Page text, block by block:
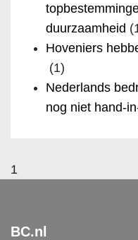
duurzaamheid
Hoveniers
(1)
Nederlands
nog niet hand-
1
BC.nl